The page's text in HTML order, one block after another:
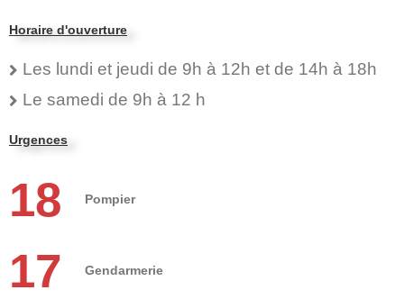
Horaire d'ouverture
Les lundi et jeudi de 9h à 12h et de 14h à 18h
Le samedi de 9h à 12 h
Urgences
18 Pompier
17 Gendarmerie